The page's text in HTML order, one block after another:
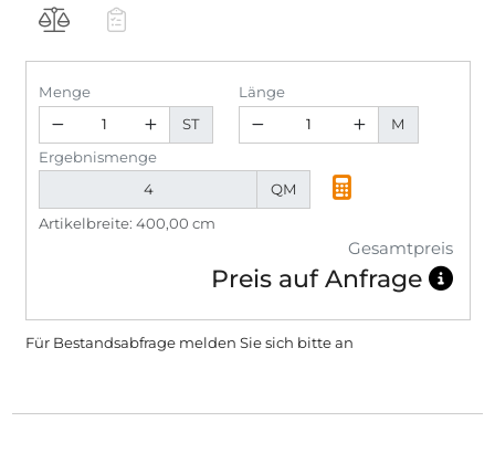
Menge
ST
Länge
M
Ergebnismenge
QM
Artikelbreite: 400,00 cm
Gesamtpreis
Preis auf Anfrage
Für Bestandsabfrage melden Sie sich bittean